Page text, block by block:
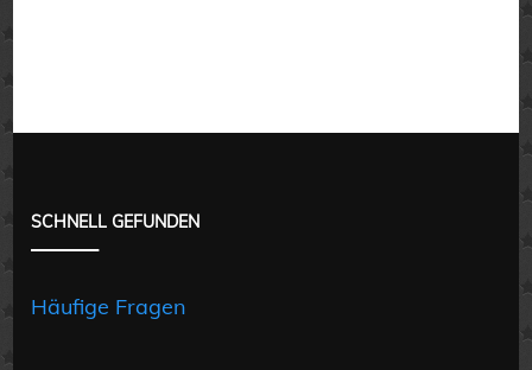
SCHNELL GEFUNDEN
Häufige Fragen